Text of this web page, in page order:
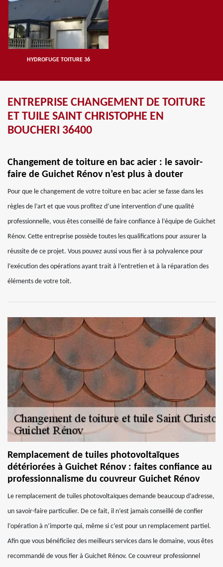
HYDROFUGE TOITURE 36
ENTREPRISE CHANGEMENT DE TOITURE
ET TUILE SAINT CHRISTOPHE EN
BOUCHERI 36400
Changement de toiture en bac acier : le savoir-
faire de Guichet Rénov n’est plus à douter
Pour que le changement de votre toiture en bac acier se fasse dans les
règles de l’art et que vous profitez d’une intervention d’une qualité
professionnelle, vous êtes conseillé de faire confiance à l’équipe de Guichet
Rénov. Cette entreprise possède toutes les qualifications pour assurer la
réussite de ce projet. Vous pouvez aussi vous fier à sa polyvalence pour
l’exécution des opérations ayant trait à l’entretien et à la réparation des
éléments de votre toit.
Remplacement de tuiles photovoltaïques
détériorées à Guichet Rénov : faites confiance au
professionnalisme du couvreur Guichet Rénov
Le remplacement de tuiles photovoltaïques demande beaucoup d’adresse,
un savoir-faire particulier. De ce fait, il n’est jamais conseillé de confier
l’opération à n’importe qui, même si c’est pour un remplacement partiel.
Afin que vous bénéficiiez des meilleurs services dans le domaine, vous êtes
recommandé de vous fier à Guichet Rénov. Ce couvreur professionnel